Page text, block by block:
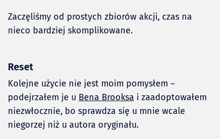
Zaczęliśmy od prostych zbiorów akcji, czas na
nieco bardziej skomplikowane.
Reset
Kolejne użycie nie jest moim pomysłem –
podejrzałem je u Bena Brooksa i zaadoptowałem
niezwłocznie, bo sprawdza się u mnie wcale
niegorzej niż u autora oryginału.